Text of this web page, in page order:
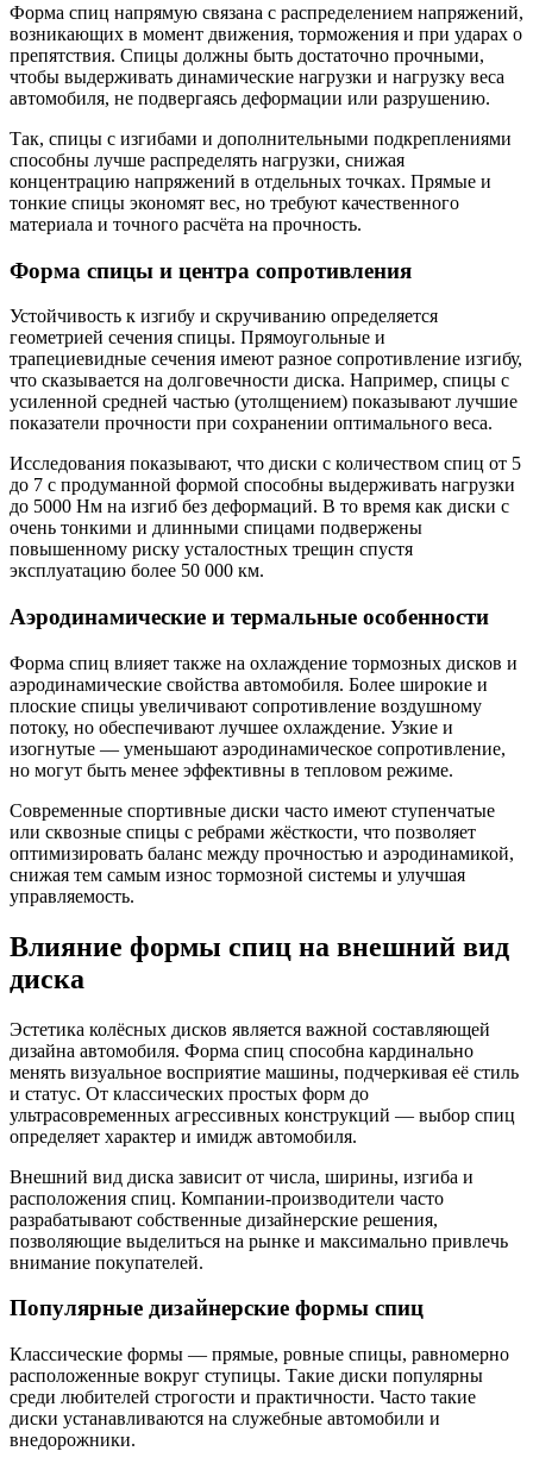
Форма спиц напрямую связана с распределением напряжений,
возникающих в момент движения, торможения и при ударах о
препятствия. Спицы должны быть достаточно прочными,
чтобы выдерживать динамические нагрузки и нагрузку веса
автомобиля, не подвергаясь деформации или разрушению.
Так, спицы с изгибами и дополнительными подкреплениями
способны лучше распределять нагрузки, снижая
концентрацию напряжений в отдельных точках. Прямые и
тонкие спицы экономят вес, но требуют качественного
материала и точного расчёта на прочность.
Форма спицы и центра сопротивления
Устойчивость к изгибу и скручиванию определяется
геометрией сечения спицы. Прямоугольные и
трапециевидные сечения имеют разное сопротивление изгибу,
что сказывается на долговечности диска. Например, спицы с
усиленной средней частью (утолщением) показывают лучшие
показатели прочности при сохранении оптимального веса.
Исследования показывают, что диски с количеством спиц от 5
до 7 с продуманной формой способны выдерживать нагрузки
до 5000 Нм на изгиб без деформаций. В то время как диски с
очень тонкими и длинными спицами подвержены
повышенному риску усталостных трещин спустя
эксплуатацию более 50 000 км.
Аэродинамические и термальные особенности
Форма спиц влияет также на охлаждение тормозных дисков и
аэродинамические свойства автомобиля. Более широкие и
плоские спицы увеличивают сопротивление воздушному
потоку, но обеспечивают лучшее охлаждение. Узкие и
изогнутые — уменьшают аэродинамическое сопротивление,
но могут быть менее эффективны в тепловом режиме.
Современные спортивные диски часто имеют ступенчатые
или сквозные спицы с ребрами жёсткости, что позволяет
оптимизировать баланс между прочностью и аэродинамикой,
снижая тем самым износ тормозной системы и улучшая
управляемость.
Влияние формы спиц на внешний вид
диска
Эстетика колёсных дисков является важной составляющей
дизайна автомобиля. Форма спиц способна кардинально
менять визуальное восприятие машины, подчеркивая её стиль
и статус. От классических простых форм до
ультрасовременных агрессивных конструкций — выбор спиц
определяет характер и имидж автомобиля.
Внешний вид диска зависит от числа, ширины, изгиба и
расположения спиц. Компании-производители часто
разрабатывают собственные дизайнерские решения,
позволяющие выделиться на рынке и максимально привлечь
внимание покупателей.
Популярные дизайнерские формы спиц
Классические формы — прямые, ровные спицы, равномерно
расположенные вокруг ступицы. Такие диски популярны
среди любителей строгости и практичности. Часто такие
диски устанавливаются на служебные автомобили и
внедорожники.